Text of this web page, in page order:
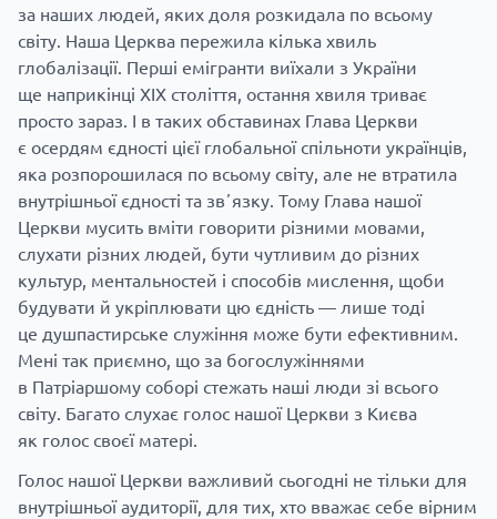
за наших людей, яких доля розкидала по всьому
світу. Наша Церква пережила кілька хвиль
глобалізації. Перші емігранти виїхали з України
ще наприкінці ХІХ століття, остання хвиля триває
просто зараз. І в таких обставинах Глава Церкви
є осердям єдності цієї глобальної спільноти українців,
яка розпорошилася по всьому світу, але не втратила
внутрішньої єдності та звʼязку. Тому Глава нашої
Церкви мусить вміти говорити різними мовами,
слухати різних людей, бути чутливим до різних
культур, ментальностей і способів мислення, щоби
будувати й укріплювати цю єдність — лише тоді
це душпастирське служіння може бути ефективним.
Мені так приємно, що за богослужіннями
в Патріаршому соборі стежать наші люди зі всього
світу. Багато слухає голос нашої Церкви з Києва
як голос своєї матері.
Голос нашої Церкви важливий сьогодні не тільки для
внутрішньої аудиторії, для тих, хто вважає себе вірним